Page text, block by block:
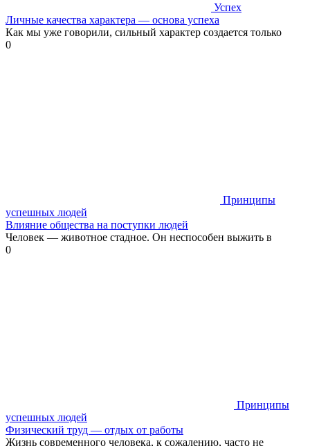
Успех
Личные качества характера — основа успеха
Как мы уже говорили, сильный характер создается только
0
Принципы
успешных людей
Влияние общества на поступки людей
Человек — животное стадное. Он неспособен выжить в
0
Принципы
успешных людей
Физический труд — отдых от работы
Жизнь современного человека, к сожалению, часто не